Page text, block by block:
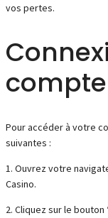
vos pertes.
Pour accéder à votre
suivantes :
1. Ouvrez votre
Casino.
2. Cliquez sur le